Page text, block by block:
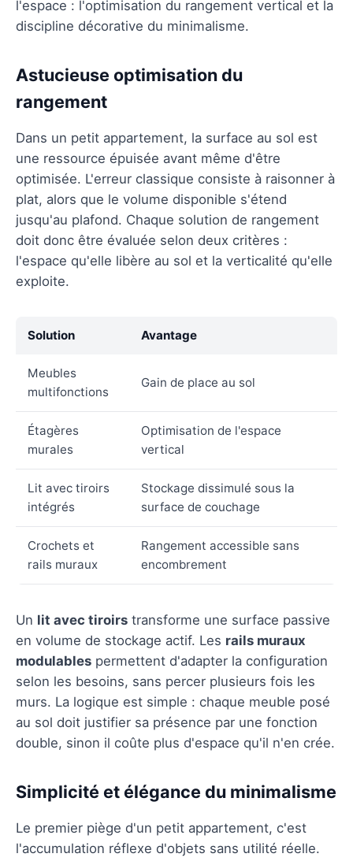
l'espace : l'optimisation du rangement vertical et la
discipline décorative du minimalisme.
Astucieuse optimisation du
rangement
Dans un petit appartement, la surface au sol est
une ressource épuisée avant même d'être
optimisée. L'erreur classique consiste à raisonner à
plat, alors que le volume disponible s'étend
jusqu'au plafond. Chaque solution de rangement
doit donc être évaluée selon deux critères :
l'espace qu'elle libère au sol et la verticalité qu'elle
exploite.
Solution Avantage
Meubles
multifonctions
Gain de place au sol
Étagères
murales
Optimisation de l'espace
vertical
Lit avec tiroirs
intégrés
Stockage dissimulé sous la
surface de couchage
Crochets et
rails muraux
Rangement accessible sans
encombrement
Un lit avec tiroirs transforme une surface passive
en volume de stockage actif. Les rails muraux
modulables permettent d'adapter la configuration
selon les besoins, sans percer plusieurs fois les
murs. La logique est simple : chaque meuble posé
au sol doit justifier sa présence par une fonction
double, sinon il coûte plus d'espace qu'il n'en crée.
Simplicité et élégance du minimalisme
Le premier piège d'un petit appartement, c'est
l'accumulation réflexe d'objets sans utilité réelle.